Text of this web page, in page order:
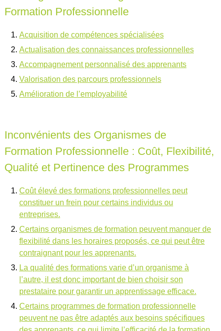
Formation Professionnelle
Acquisition de compétences spécialisées
Actualisation des connaissances professionnelles
Accompagnement personnalisé des apprenants
Valorisation des parcours professionnels
Amélioration de l’employabilité
Inconvénients des Organismes de
Formation Professionnelle : Coût, Flexibilité,
Qualité et Pertinence des Programmes
Coût élevé des formations professionnelles peut
constituer un frein pour certains individus ou
entreprises.
Certains organismes de formation peuvent manquer de
flexibilité dans les horaires proposés, ce qui peut être
contraignant pour les apprenants.
La qualité des formations varie d’un organisme à
l’autre, il est donc important de bien choisir son
prestataire pour garantir un apprentissage efficace.
Certains programmes de formation professionnelle
peuvent ne pas être adaptés aux besoins spécifiques